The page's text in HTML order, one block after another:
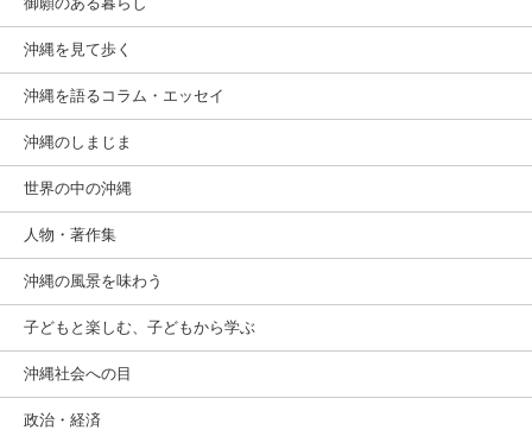
沖縄を見て歩く
沖縄を語るコラム・エッセイ
沖縄のしまじま
世界の中の沖縄
人物・著作集
沖縄の風景を味わう
子どもと楽しむ、子どもから学ぶ
沖縄社会への目
政治・経済